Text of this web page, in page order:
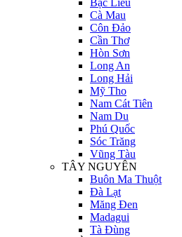
Bạc Liêu
Cà Mau
Côn Đảo
Cần Thơ
Hòn Sơn
Long An
Long Hải
Mỹ Tho
Nam Cát Tiên
Nam Du
Phú Quốc
Sóc Trăng
Vũng Tàu
TÂY NGUYÊN
Buôn Ma Thuột
Đà Lạt
Măng Đen
Madagui
Tà Đùng